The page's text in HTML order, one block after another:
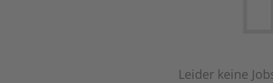
Leider keine